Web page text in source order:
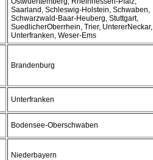
Saarland, Schleswig-Holstein, Schwaben,
Schwarzwald-Baar-Heuberg, Stuttgart,
SuedlicherOberrhein, Trier, UntererNeckar,
Unterfranken, Weser-Ems
Brandenburg
Unterfranken
Bodensee-Oberschwaben
Niederbayern